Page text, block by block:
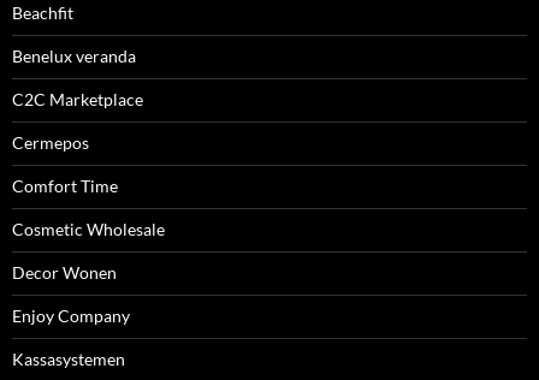
Beachfit
Benelux veranda
C2C Marketplace
Cermepos
Comfort Time
Cosmetic Wholesale
Decor Wonen
Enjoy Company
Kassasystemen